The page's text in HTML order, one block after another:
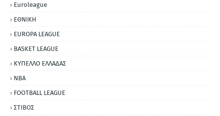
Euroleague
ΕΘΝΙΚΗ
EUROPA LEAGUE
BASKET LEAGUE
ΚΥΠΕΛΛΟ ΕΛΛΑΔΑΣ
NBA
FOOTBALL LEAGUE
ΣΤΙΒΟΣ